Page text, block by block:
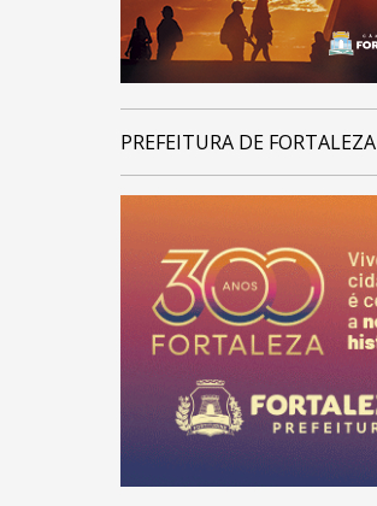
PREFEITURA DE FORTALEZA